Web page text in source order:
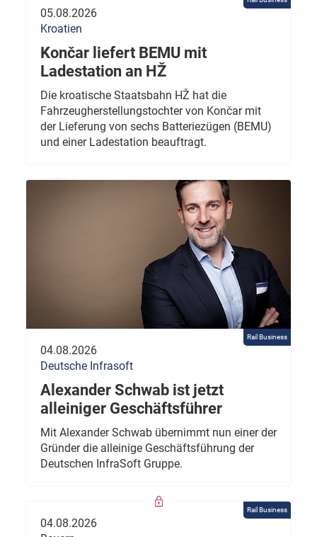
05.08.2026
Kroatien
Končar liefert BEMU mit
Ladestation an HŽ
Die kroatische Staatsbahn HŽ hat die
Fahrzeugherstellungstochter von Končar mit
der Lieferung von sechs Batteriezügen (BEMU)
und einer Ladestation beauftragt.
Rail Business
04.08.2026
Deutsche Infrasoft
Alexander Schwab ist jetzt
alleiniger Geschäftsführer
Mit Alexander Schwab übernimmt nun einer der
Gründer die alleinige Geschäftsführung der
Deutschen InfraSoft Gruppe.
Rail Business
04.08.2026